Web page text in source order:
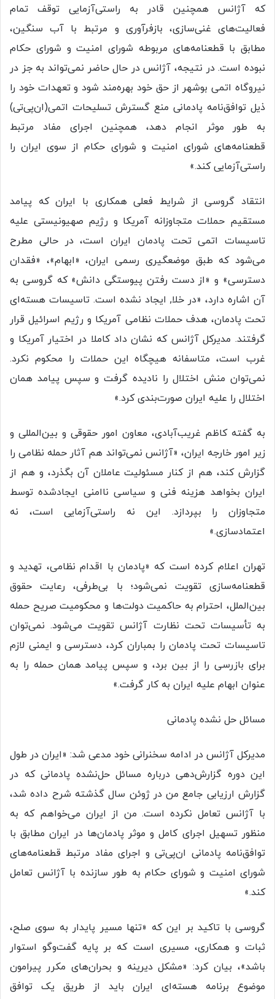
که آژانس همچنین قادر به راستی‌آزمایی توقف تمام
فعالیت‌های غنی‌سازی، بازفرآوری و مرتبط با آب سنگین،
مطابق با قطعنامه‌های مربوطه شورای امنیت و شورای حکام
نبوده است. در نتیجه، آژانس در حال حاضر نمی‌تواند به جز در
نیروگاه اتمی بوشهر از حق خود بهره‌مند شود و تعهدات خود را
ذیل توافق‌نامه پادمانی منع گسترش تسلیحات اتمی(ان‌پی‌تی)
به طور موثر انجام دهد، همچنین اجرای مفاد مرتبط
قطعنامه‌های شورای امنیت و شورای حکام از سوی ایران را
راستی‌آزمایی کند.»
انتقاد گروسی از شرایط فعلی همکاری با ایران که پیامد
مستقیم حملات متجاوزانه آمریکا و رژیم صهیونیستی علیه
تاسیسات اتمی تحت پادمان‌ ایران است، در حالی مطرح
می‌شود که طبق موضعگیری رسمی ایران، «ابهام»، «فقدان
دسترسی» و «از دست رفتن پیوستگی دانش» که گروسی به
آن اشاره دارد، «در خلا, ایجاد نشده است. تاسیسات هسته‌ای
تحت پادمان، هدف حملات نظامی آمریکا و رژیم اسرائیل قرار
گرفتند. مدیرکل آژانس که نشان داد کاملا در اختیار آمریکا و
غرب است، متاسفانه هیچگاه این حملات را محکوم نکرد.
نمی‌توان منش اختلال را نادیده گرفت و سپس پیامد همان
اختلال را علیه ایران صورت‌بندی کرد.»
به گفته کاظم غریب‌آبادی، معاون امور حقوقی و بین‌المللی و
زیر امور خارجه ایران، «آژانس نمی‌تواند هم آثار حمله نظامی را
گزارش کند، هم از کنار مسئولیت عاملان آن بگذرد، و هم از
ایران بخواهد هزینه فنی و سیاسی ناامنی ایجادشده توسط
متجاوزان را بپردازد. این نه راستی‌آزمایی است، نه
اعتمادسازی.»
تهران اعلام کرده است که «پادمان با اقدام نظامی، تهدید و
قطعنامه‌سازی تقویت نمی‌شود؛ با بی‌طرفی، رعایت حقوق
بین‌الملل، احترام به حاکمیت دولت‌ها و محکومیت صریح حمله
به تأسیسات تحت نظارت آژانس تقویت می‌شود. نمی‌توان
تاسیسات تحت پادمان را بمباران کرد، دسترسی و ایمنی لازم
برای بازرسی را از بین برد، و سپس پیامد همان حمله را به
عنوان ابهام علیه ایران به کار گرفت.»
مسائل حل نشده پادمانی
مدیرکل آژانس در ادامه سخنرانی خود مدعی شد: «ایران در طول
این دوره گزارش‌دهی درباره مسائل حل‌نشده پادمانی که در
گزارش ارزیابی جامع من در ژوئن سال گذشته شرح داده شد،
با آژانس تعامل نکرده است. من از ایران می‌خواهم که به
منظور تسهیل اجرای کامل و موثر پادمان‌ها در ایران مطابق با
توافق‌نامه پادمانی ان‌پی‌تی و اجرای مفاد مرتبط قطعنامه‌های
شورای امنیت و شورای حکام به طور سازنده با آژانس تعامل
کند.»
گروسی با تاکید بر این که «تنها مسیر پایدار به سوی صلح،
ثبات و همکاری، مسیری است که بر پایه گفت‌وگو استوار
باشد»، بیان کرد: «مشکل دیرینه و بحران‌های مکرر پیرامون
موضوع برنامه هسته‌ای ایران باید از طریق یک توافق